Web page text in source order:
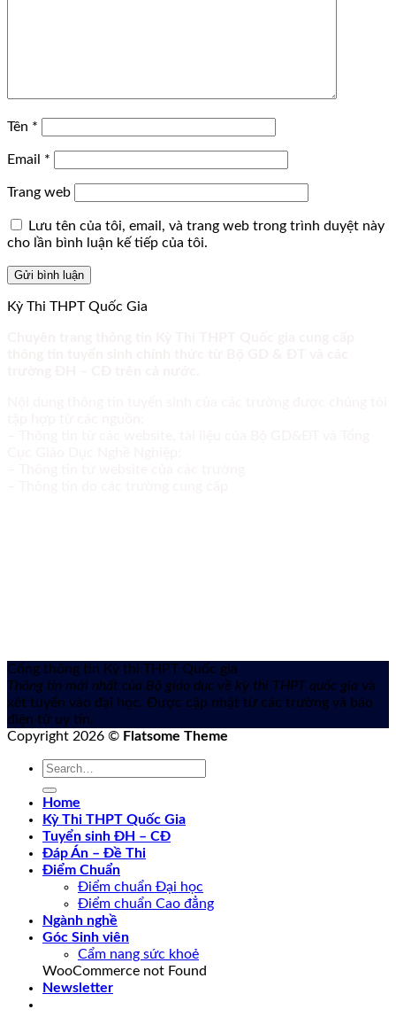
Tên *
Email *
Trang web
Lưu tên của tôi, email, và trang web trong trình duyệt này
cho lần bình luận kế tiếp của tôi.
Kỳ Thi THPT Quốc Gia
Cổng thông tin Kỳ thi THPT Quốc gia
Thông tin mới nhất của Bộ giáo dục về kỳ thi THPT quốc gia và
xét tuyển vào đại học. Được cập nhật từ các trường và báo
điện tử uy tín.
Copyright 2026 © Flatsome Theme
Home
Kỳ Thi THPT Quốc Gia
Tuyển sinh ĐH – CĐ
Đáp Án – Đề Thi
Điểm Chuẩn
Điểm chuẩn Đại học
Điểm chuẩn Cao đẳng
Ngành nghề
Góc Sinh viên
Cẩm nang sức khoẻ
WooCommerce not Found
Newsletter